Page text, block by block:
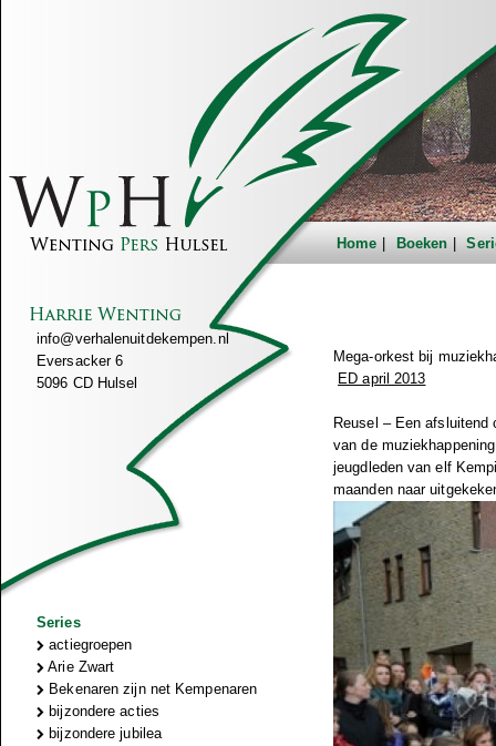
Home Boeken
info@verhalenuitdekempen.nl
Eversacker 6
5096 CD Hulsel
Series
actiegroepen
Arie Zwart
Bekenaren zijn net Kempenaren
bijzondere acties
bijzondere jubilea
Mega-orkest bij
ED april 2013
Reusel – Een afsluitend
van de
jeugdleden van elf
maanden naar